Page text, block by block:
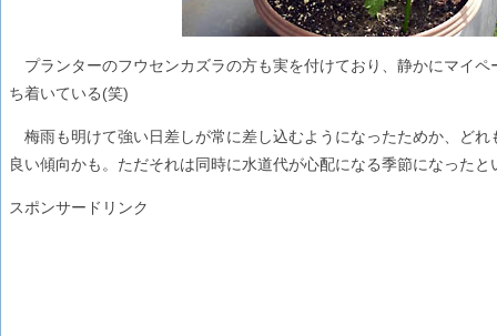
プランターのフウセンカズラの方も実を付けており、静かにマイ
ち着いている(笑)
梅雨も明けて強い日差しが常に差し込むようになったためか、ど
良い傾向かも。ただそれは同時に水道代が心配になる季節になった
スポンサードリンク